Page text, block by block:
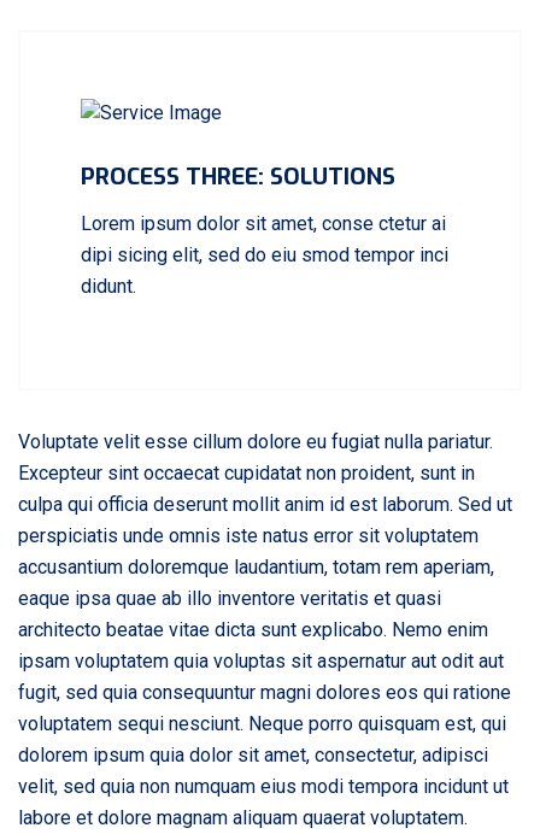
PROCESS THREE: SOLUTIONS
Lorem ipsum dolor sit amet, conse ctetur ai
dipi sicing elit, sed do eiu smod tempor inci
didunt.
Voluptate velit esse cillum dolore eu fugiat nulla pariatur.
Excepteur sint occaecat cupidatat non proident, sunt in
culpa qui officia deserunt mollit anim id est laborum. Sed ut
perspiciatis unde omnis iste natus error sit voluptatem
accusantium doloremque laudantium, totam rem aperiam,
eaque ipsa quae ab illo inventore veritatis et quasi
architecto beatae vitae dicta sunt explicabo. Nemo enim
ipsam voluptatem quia voluptas sit aspernatur aut odit aut
fugit, sed quia consequuntur magni dolores eos qui ratione
voluptatem sequi nesciunt. Neque porro quisquam est, qui
dolorem ipsum quia dolor sit amet, consectetur, adipisci
velit, sed quia non numquam eius modi tempora incidunt ut
labore et dolore magnam aliquam quaerat voluptatem.